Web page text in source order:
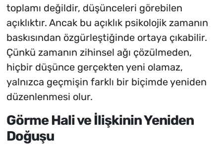
toplamı değildir, düşünceleri görebilen
açıklıktır. Ancak bu açıklık psikolojik zamanın
baskısından özgürleştiğinde ortaya çıkabilir.
Çünkü zamanın zihinsel ağı çözülmeden,
hiçbir düşünce gerçekten yeni olamaz,
yalnızca geçmişin farklı bir biçimde yeniden
düzenlenmesi olur.
Görme Hali ve İlişkinin Yeniden
Doğuşu